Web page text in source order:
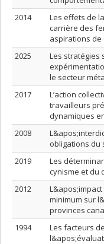
2014
Les effets de
carrière des
aspirations de
2025
Les stratégies
le secteur
2017
L’action
travailleurs
dynamiques
2008
obligations du
2019
Les
cynisme et du
2012
minimum sur
provinces
1994
Les facteurs